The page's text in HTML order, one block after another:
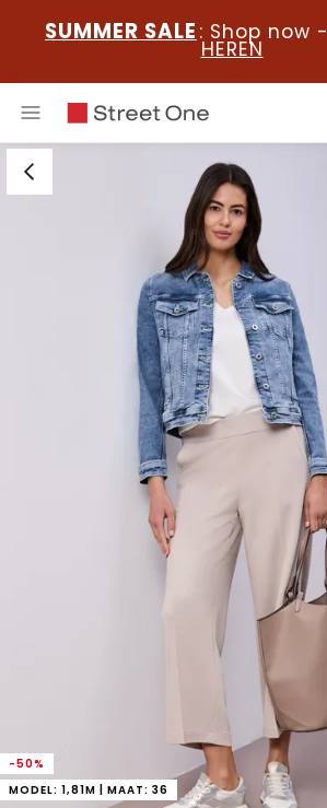
SUMMER SALE : Shop now -
HEREN
-50%
MODEL: 1,81M | MAAT: 36